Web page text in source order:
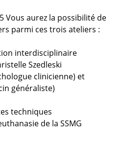
Vous aurez la possibilité de
parmi ces trois ateliers :
interdisciplinaire
Szedleski
clinicienne) et
généraliste)
techniques
de la SSMG